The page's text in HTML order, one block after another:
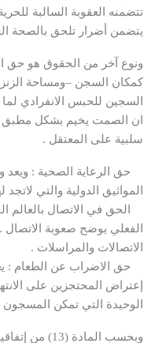
تتضمنه العقوبة السالبة
يتضمن أضرار تلحق بالصحة
ونوع آخر من الحقوق هو
كمكان السجن –ومساحة
السجين للحبس الانفرادي
ان الصمت يخيم بشكل مطبق
سلبية على المعتقل .
حق الرعاية الصحية : ويعد
المواثيق الدولية والتي
الحق في الاتصال بالعالم
الفعلي يوضح صعوبة الاتصال
الاتصالات والمراسلات .
حق الاضراب عن الطعام :
إعتراض المحتجزين على
الوحيدة التي تمكن المسجون
وبحسب